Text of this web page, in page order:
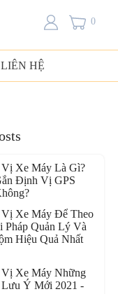
0
LIÊN HỆ
Xe Máy Là Gì?
Định Vị GPS
Xe Máy Để Theo
Pháp Quản Lý Và
Hiệu Quả Nhất
Xe Máy Những
Ý Mới 2021 -